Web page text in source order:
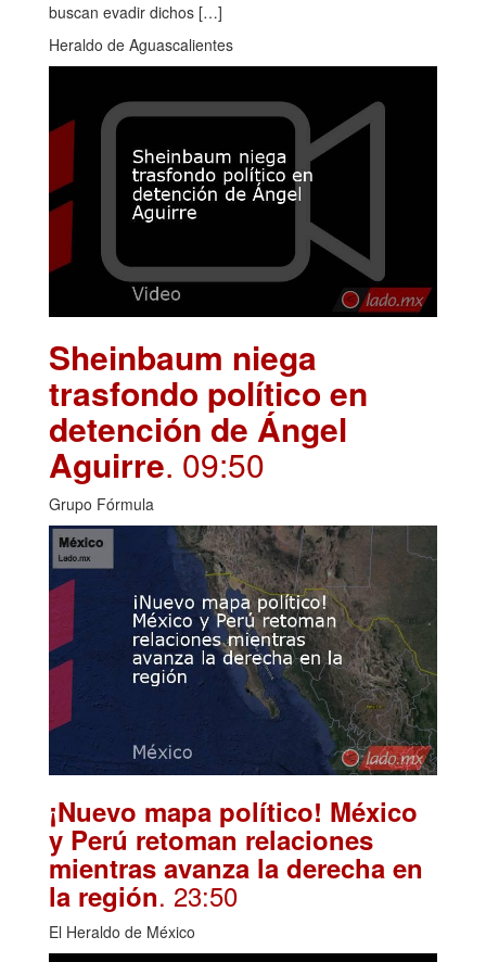
buscan evadir dichos […]
Heraldo de Aguascalientes
Sheinbaum niega
trasfondo político en
detención de Ángel
Aguirre. 09:50
Grupo Fórmula
¡Nuevo mapa político! México
y Perú retoman relaciones
mientras avanza la derecha en
la región. 23:50
El Heraldo de México